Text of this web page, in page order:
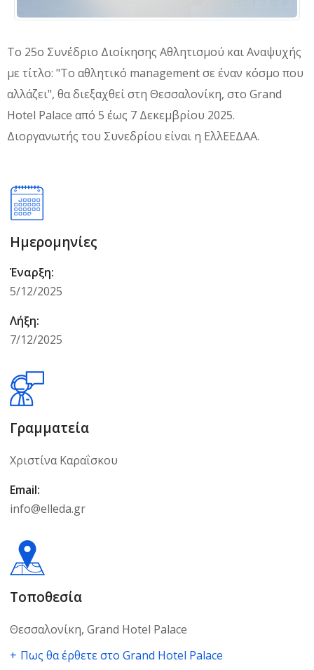
Tο 25ο Συνέδριο Διοίκησης Αθλητισμού και Αναψυχής
με τίτλο: "Το αθλητικό management σε έναν κόσμο που
αλλάζει", θα διεξαχθεί στη Θεσσαλονίκη, στο Grand
Hotel Palace από 5 έως 7 Δεκεμβρίου 2025.
Διοργανωτής του Συνεδρίου είναι η ΕλλΕΕΔΑΑ.
Ημερομηνίες
Έναρξη:
5/12/2025
Λήξη:
7/12/2025
Γραμματεία
Χριστίνα Καραΐσκου
Email:
info@elleda.gr
Τοποθεσία
Θεσσαλονίκη, Grand Hotel Palace
Πως θα έρθετε στο Grand Hotel Palace